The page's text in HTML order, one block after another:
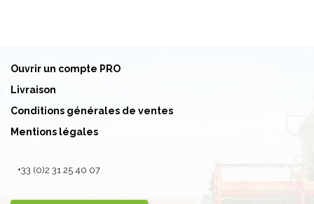
Ouvrir un compte PRO
Livraison
Conditions générales de ventes
Mentions légales
+33 (0)2 31 25 40 07